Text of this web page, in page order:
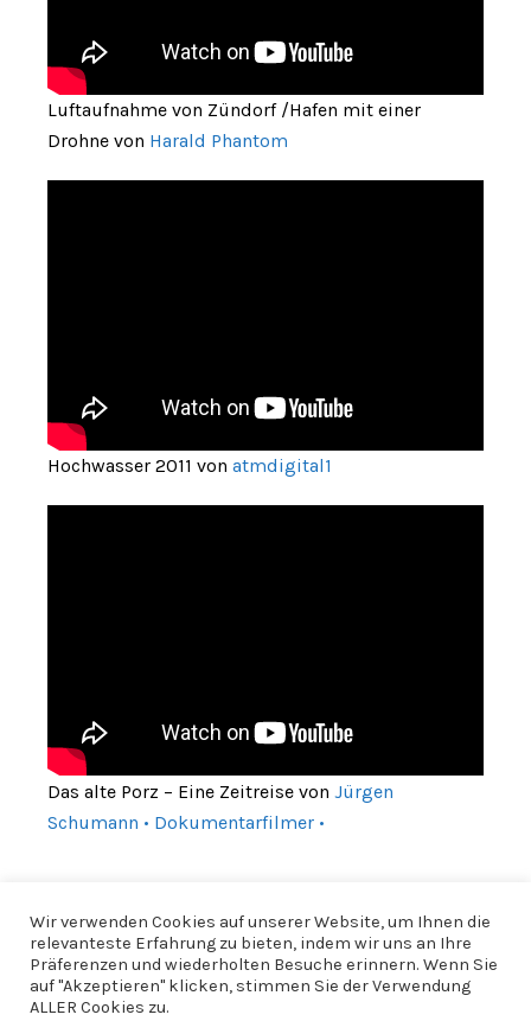
Luftaufnahme von Zündorf /Hafen mit einer
Drohne von Harald Phantom
Hochwasser 2011 von atmdigital1
Das alte Porz – Eine Zeitreise von Jürgen
Schumann • Dokumentarfilmer •
Wir verwenden Cookies auf unserer Website, um Ihnen die
relevanteste Erfahrung zu bieten, indem wir uns an Ihre
Präferenzen und wiederholten Besuche erinnern. Wenn Sie
auf "Akzeptieren" klicken, stimmen Sie der Verwendung
ALLER Cookies zu.